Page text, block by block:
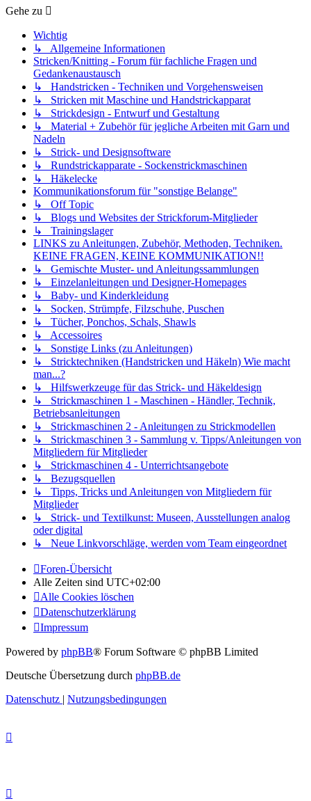
Gehe zu
Wichtig
↳ Allgemeine Informationen
Stricken/Knitting - Forum für fachliche Fragen und
Gedankenaustausch
↳ Handstricken - Techniken und Vorgehensweisen
↳ Stricken mit Maschine und Handstrickapparat
↳ Strickdesign - Entwurf und Gestaltung
↳ Material + Zubehör für jegliche Arbeiten mit Garn und
Nadeln
↳ Strick- und Designsoftware
↳ Rundstrickapparate - Sockenstrickmaschinen
↳ Häkelecke
Kommunikationsforum für "sonstige Belange"
↳ Off Topic
↳ Blogs und Websites der Strickforum-Mitglieder
↳ Trainingslager
LINKS zu Anleitungen, Zubehör, Methoden, Techniken.
KEINE FRAGEN, KEINE KOMMUNIKATION!!
↳ Gemischte Muster- und Anleitungssammlungen
↳ Einzelanleitungen und Designer-Homepages
↳ Baby- und Kinderkleidung
↳ Socken, Strümpfe, Filzschuhe, Puschen
↳ Tücher, Ponchos, Schals, Shawls
↳ Accessoires
↳ Sonstige Links (zu Anleitungen)
↳ Stricktechniken (Handstricken und Häkeln) Wie macht
man...?
↳ Hilfswerkzeuge für das Strick- und Häkeldesign
↳ Strickmaschinen 1 - Maschinen - Händler, Technik,
Betriebsanleitungen
↳ Strickmaschinen 2 - Anleitungen zu Strickmodellen
↳ Strickmaschinen 3 - Sammlung v. Tipps/Anleitungen von
Mitgliedern für Mitglieder
↳ Strickmaschinen 4 - Unterrichtsangebote
↳ Bezugsquellen
↳ Tipps, Tricks und Anleitungen von Mitgliedern für
Mitglieder
↳ Strick- und Textilkunst: Museen, Ausstellungen analog
oder digital
↳ Neue Linkvorschläge, werden vom Team eingeordnet
Foren-Übersicht
Alle Zeiten sind UTC+02:00
Alle Cookies löschen
Datenschutzerklärung
Impressum
Powered by phpBB® Forum Software © phpBB Limited
Deutsche Übersetzung durch phpBB.de
Datenschutz | Nutzungsbedingungen